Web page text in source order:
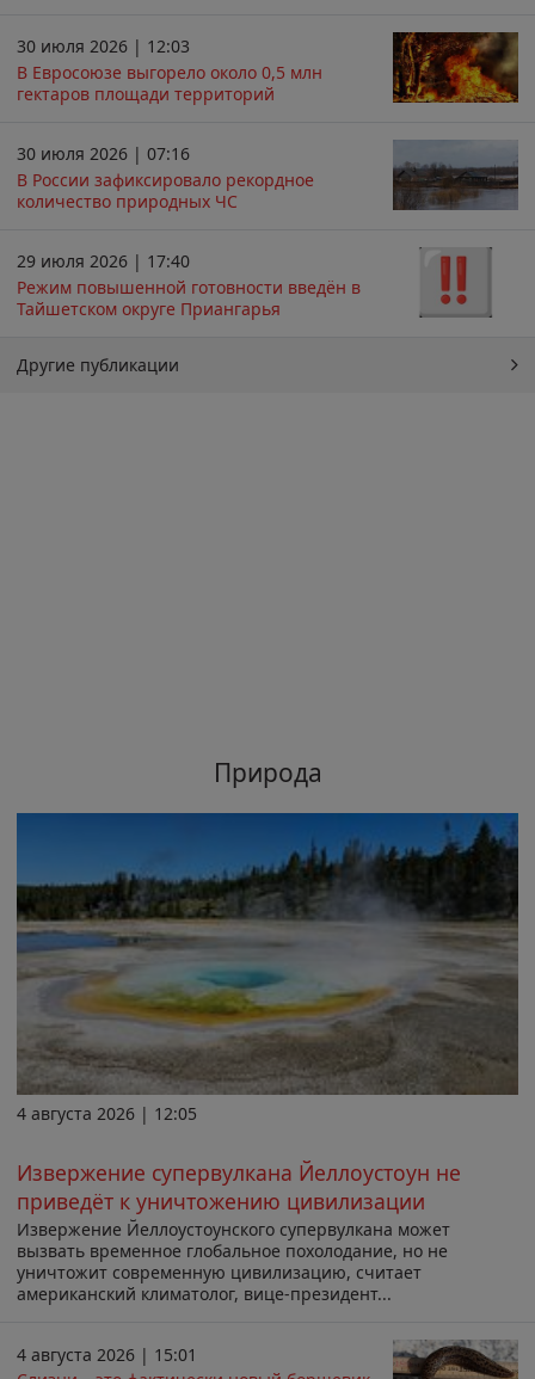
30 июля 2026 | 12:03
В Евросоюзе выгорело около 0,5 млн
гектаров площади территорий
30 июля 2026 | 07:16
В России зафиксировало рекордное
количество природных ЧС
29 июля 2026 | 17:40
Режим повышенной готовности введён в
Тайшетском округе Приангарья
Другие публикации
Природа
4 августа 2026 | 12:05
Извержение супервулкана Йеллоустоун не
приведёт к уничтожению цивилизации
Извержение Йеллоустоунского супервулкана может
вызвать временное глобальное похолодание, но не
уничтожит современную цивилизацию, считает
американский климатолог, вице-президент...
4 августа 2026 | 15:01